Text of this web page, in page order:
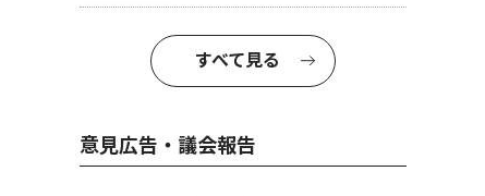
すべて見る
意見広告・議会報告